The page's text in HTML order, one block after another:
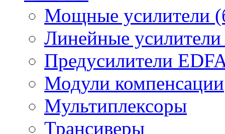
Мощные усилители
Линейные
Предусилители
Модули компенсации
Мультиплексоры
Трансиверы